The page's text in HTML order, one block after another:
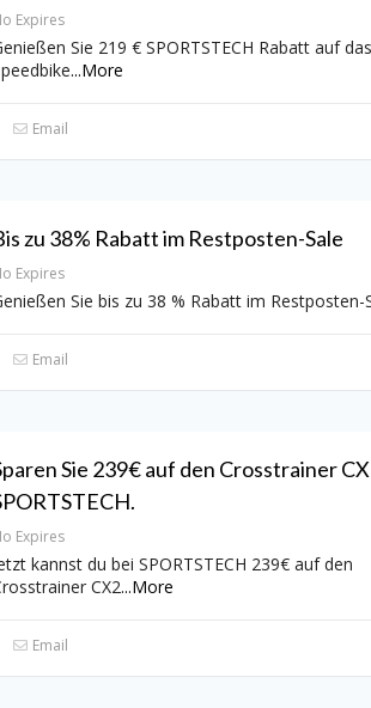
Expires
Sie 219 € SPORTSTECH Rabatt auf
...More
Email
zu 38% Rabatt im Restposten-Sale
Expires
Sie bis zu 38 % Rabatt im Restposten-
Email
Sie 239€ auf den Crosstrainer
Expires
kannst du bei SPORTSTECH 239€ auf den
CX2...More
Email